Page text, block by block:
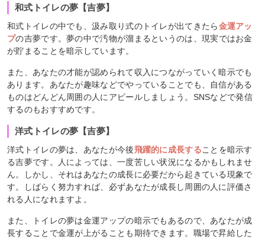
和式トイレの夢【吉夢】
和式トイレの中でも、汲み取り式のトイレが出てきたら金運アッ
プの吉夢です。夢の中で汚物が溜まるというのは、現実ではお金
が貯まることを暗示しています。
また、あなたの才能が認められて収入につながっていく暗示でも
あります。あなたが趣味などでやっていることでも、自信がある
ものはどんどん周囲の人にアピールしましょう。SNSなどで発信
するのもおすすめです。
洋式トイレの夢【吉夢】
洋式トイレの夢は、あなたが今後飛躍的に成長することを暗示す
る吉夢です。人によっては、一度苦しい状況になるかもしれませ
ん。しかし、それはあなたの成長に必要だから起きている現象で
す。しばらく努力すれば、必ずあなたが成長し周囲の人に評価さ
れる人になれますよ。
また、トイレの夢は金運アップの暗示でもあるので、あなたが成
長することで金運が上がることも期待できます。職場で昇給した